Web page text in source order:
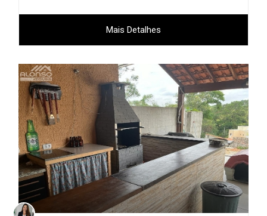
Mais Detalhes